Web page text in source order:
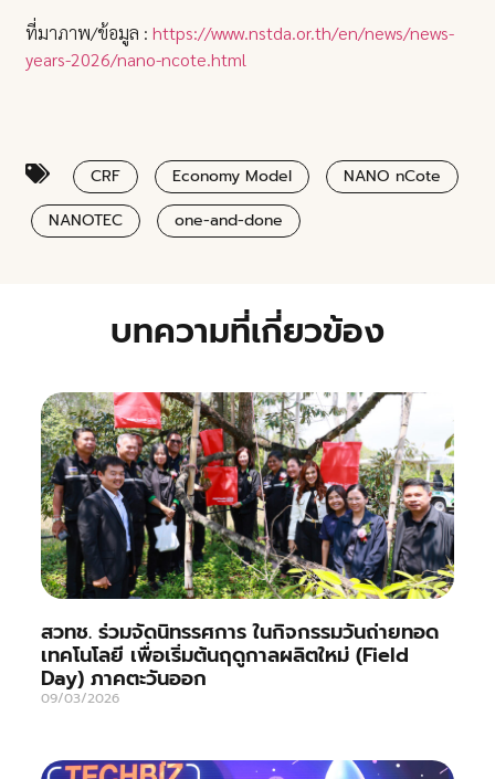
ที่มาภาพ/ข้อมูล :https://www.nstda.or.th/en/news/news-
years-2026/nano-ncote.html
CRF Economy Model
NANO nCote
NANOTEC
one-and-done
บทความที่เกี่ยวข้อง
สวทช. ร่วมจัดนิทรรศการ ในกิจกรรมวันถ่ายทอด
เทคโนโลยี เพื่อเริ่มต้นฤดูกาลผลิตใหม่ (Field
Day) ภาคตะวันออก
09/03/2026